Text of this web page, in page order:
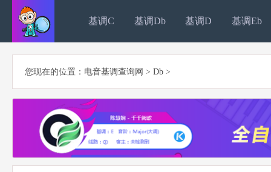
基调C 基调Db 基调D 基调Eb
您现在的位置： 电音基调查询网 > Db >